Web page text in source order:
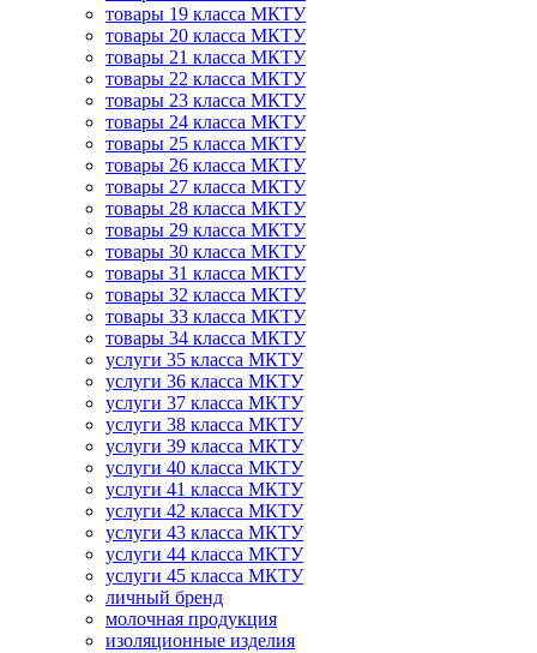
товары 19 класса МКТУ
товары 20 класса МКТУ
товары 21 класса МКТУ
товары 22 класса МКТУ
товары 23 класса МКТУ
товары 24 класса МКТУ
товары 25 класса МКТУ
товары 26 класса МКТУ
товары 27 класса МКТУ
товары 28 класса МКТУ
товары 29 класса МКТУ
товары 30 класса МКТУ
товары 31 класса МКТУ
товары 32 класса МКТУ
товары 33 класса МКТУ
товары 34 класса МКТУ
услуги 35 класса МКТУ
услуги 36 класса МКТУ
услуги 37 класса МКТУ
услуги 38 класса МКТУ
услуги 39 класса МКТУ
услуги 40 класса МКТУ
услуги 41 класса МКТУ
услуги 42 класса МКТУ
услуги 43 класса МКТУ
услуги 44 класса МКТУ
услуги 45 класса МКТУ
личный бренд
молочная продукция
изоляционные изделия